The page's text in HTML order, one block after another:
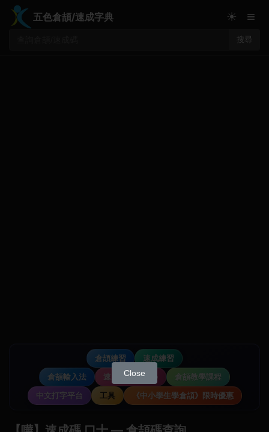
五色倉頡/速成字典
搜尋
☀ ≡
倉頡練習
速成練習
倉頡輸入法
速成輸入法教學
倉頡教學課程
中文打字平台
工具 《中小學生學倉頡》限時優惠
Close